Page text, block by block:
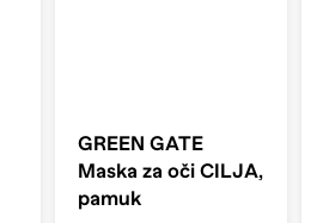
GREEN GATE
Maska za oči CILJA,
pamuk